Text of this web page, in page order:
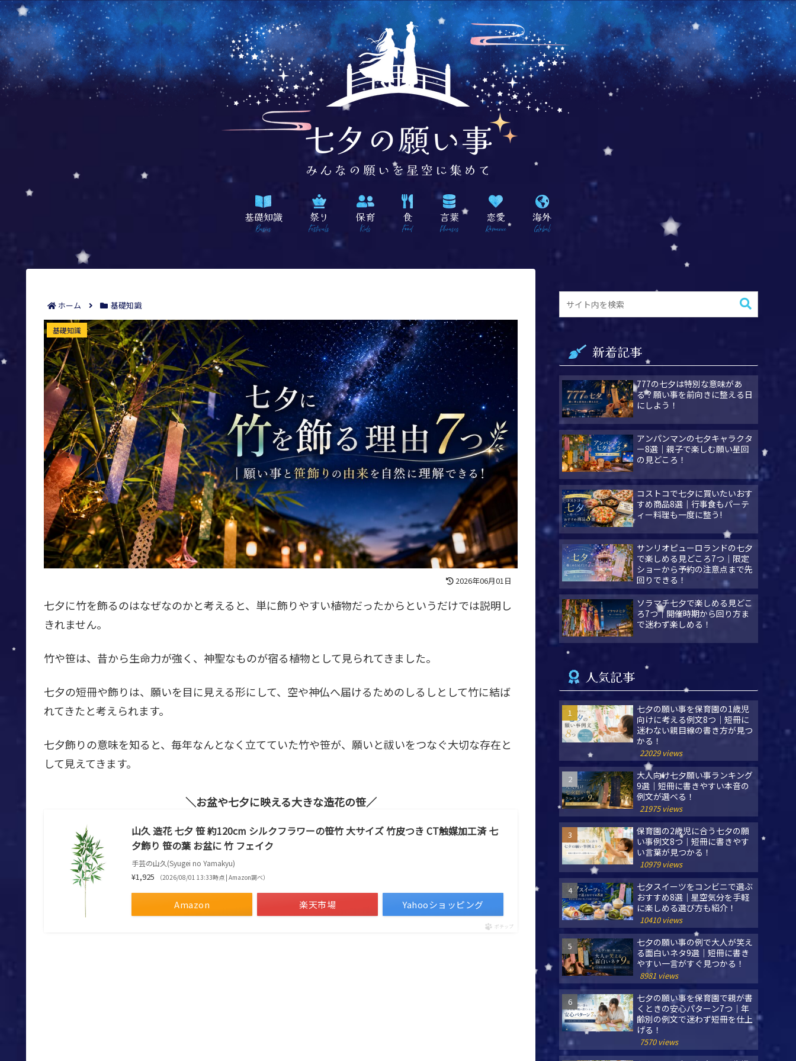
基礎知識
Basics
祭り
Festivals
保育
Kids
食
Food
言葉
Phrases
恋愛
Romance
海外
Global
ホーム 基礎知識
七夕に竹を飾る理由7つ｜願い事と笹飾りの由来を自然に理解できる！
基礎知識
2026年06月01日
七夕に竹を飾るのはなぜなのかと考えると、単に飾りやすい植物だったからというだけでは説明し
きれません。
竹や笹は、昔から生命力が強く、神聖なものが宿る植物として見られてきました。
七夕の短冊や飾りは、願いを目に見える形にして、空や神仏へ届けるためのしるしとして竹に結ば
れてきたと考えられます。
七夕飾りの意味を知ると、毎年なんとなく立てていた竹や笹が、願いと祓いをつなぐ大切な存在と
して見えてきます。
お盆や七夕に映える大きな造花の笹
山久 造花 七夕 笹 約120cm シルクフラワーの笹竹 大サイズ 竹皮つき CT触媒加工済 七
夕飾り 笹の葉 お盆に 竹 フェイク
手芸の山久(Syugei no Yamakyu)
¥1,925 （2026/08/01 13:33時点 | Amazon調べ）
Amazon 楽天市場 Yahooショッピング
ポチップ
新着記事
777の七夕は特別な意味があ
る？願い事を前向きに整える日
にしよう！
アンパンマンの七夕キャラクタ
ー8選｜親子で楽しむ願い星回
の見どころ！
コストコで七夕に買いたいおす
すめ商品8選｜行事食もパーテ
ィー料理も一度に整う!
サンリオピューロランドの七夕
で楽しめる見どころ7つ｜限定
ショーから予約の注意点まで先
回りできる！
ソラマチ七夕で楽しめる見どこ
ろ7つ｜開催時期から回り方ま
で迷わず楽しめる！
人気記事
七夕の願い事を保育園の1歳児
向けに考える例文8つ｜短冊に
迷わない親目線の書き方が見つ
かる！
22029 views
大人向け七夕願い事ランキング
9選｜短冊に書きやすい本音の
例文が選べる！
21975 views
保育園の2歳児に合う七夕の願
い事例文8つ｜短冊に書きやす
い言葉が見つかる！
10979 views
七夕スイーツをコンビニで選ぶ
おすすめ8選｜星空気分を手軽
に楽しめる選び方も紹介！
10410 views
七夕の願い事の例で大人が笑え
る面白いネタ9選｜短冊に書き
やすい一言がすぐ見つかる！
8981 views
七夕の願い事を保育園で親が書
くときの安心パターン7つ｜年
齢別の例文で迷わず短冊を仕上
げる！
7570 views